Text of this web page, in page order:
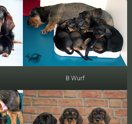
B Wurf